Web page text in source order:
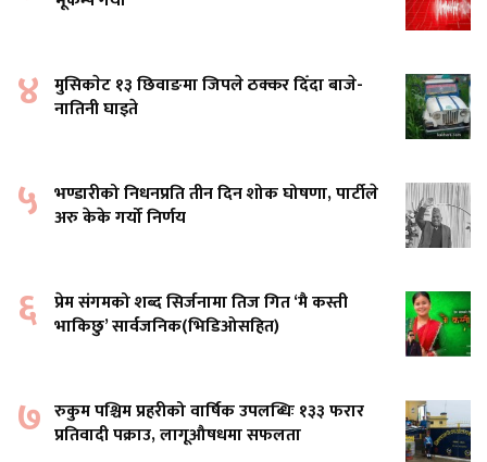
४ मुसिकाेट १३ छिवाङमा जिपले ठक्कर दिँदा बाजे-
नातिनी घाइते
५ भण्डारीको निधनप्रति तीन दिन शोक घोषणा, पार्टीले
अरु केके गर्यो निर्णय
६ प्रेम संगमको शब्द सिर्जनामा तिज गित ‘मै कस्ती
भाकिछु’ सार्वजनिक(भिडिओसहित)
७ रुकुम पश्चिम प्रहरीको वार्षिक उपलब्धिः १३३ फरार
प्रतिवादी पक्राउ, लागूऔषधमा सफलता